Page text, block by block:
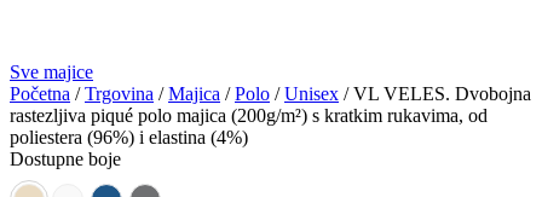
Sve majice
Početna /Trgovina /Majica /Polo /Unisex / VL VELES. Dvobojna
rastezljiva piqué polo majica (200g/m²) s kratkim rukavima, od
poliestera (96%) i elastina (4%)
Dostupne boje